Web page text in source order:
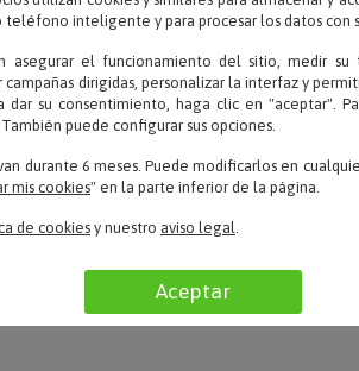
«Muy bueno.»
LEER TODAS LAS OPINIONES
inteligente y para procesar los datos con
asegurar el funcionamiento del sitio, medir su
campañas dirigidas, personalizar la interfaz y
dar su consentimiento, haga clic en "aceptar".
puede configurar sus opciones.
durante 6 meses. Puede modificarlos en
mis cookies" en la parte inferior de la página.
de cookies y nuestro aviso legal.
Aceptar